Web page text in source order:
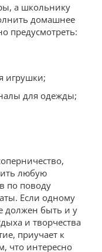
а школьнику
домашнее
предусмотреть:
игрушки;
для одежды;
любую
по поводу
Если одному
должен быть и у
и творчества
приучает к
что интересно